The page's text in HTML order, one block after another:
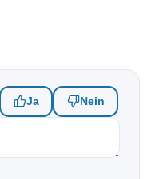
Ja Nein